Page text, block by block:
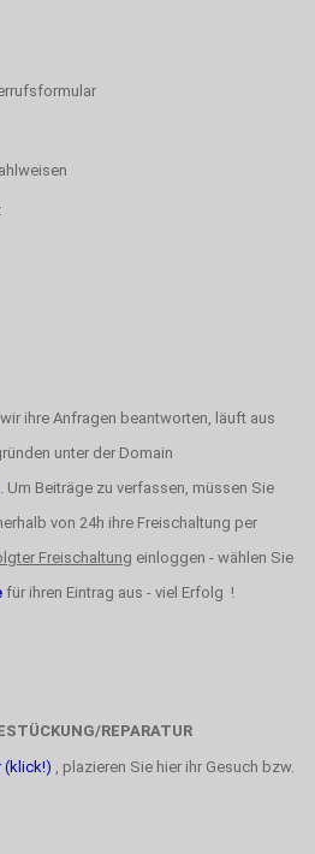
ihre Anfragen beantworten, läuft aus
unter der Domain
. Um Beiträge zu verfassen, müssen Sie
von 24h ihre Freischaltung per
Freischaltung einloggen - wählen Sie
für ihren Eintrag aus - viel Erfolg !
REPARATUR
(klick!) , plazieren Sie hier ihr Gesuch bzw.